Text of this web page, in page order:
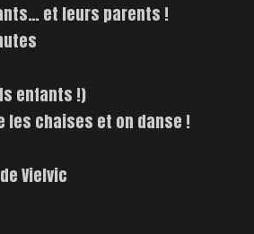
et leurs parents !
enfants !)
chaises et on danse !
Vielvic